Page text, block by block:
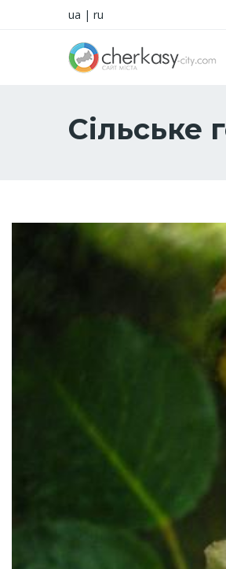
ua | ru
Сільське